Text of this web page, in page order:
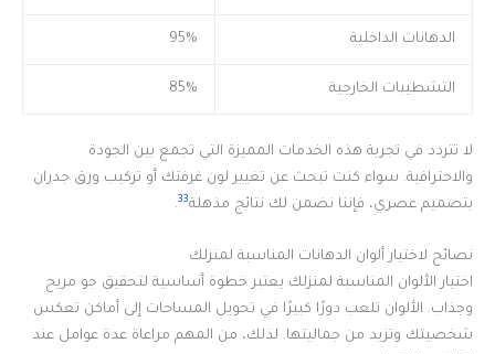
الدهانات الداخلية 95%
التشطيبات الخارجية 85%
لا تتردد في تجربة هذه الخدمات المميزة التي تجمع بين الجودة
والاحترافية. سواء كنت تبحث عن تغيير لون غرفتك أو تركيب ورق جدران
بتصميم عصري، فإننا نضمن لك نتائج مذهلة33
.
نصائح لاختيار ألوان الدهانات المناسبة لمنزلك
اختيار الألوان المناسبة لمنزلك يعتبر خطوة أساسية لتحقيق جو مريح
وجذاب. الألوان تلعب دورًا كبيرًا في تحويل المساحات إلى أماكن تعكس
شخصيتك وتزيد من جماليتها. لذلك، من المهم مراعاة عدة عوامل عند